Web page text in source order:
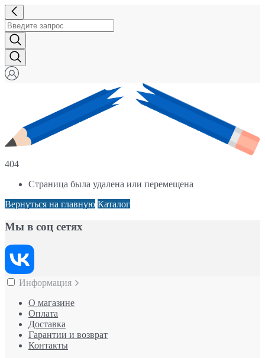
404
Страница была удалена или перемещена
Вернуться на главную Каталог
Мы в соц сетях
Информация
О магазине
Оплата
Доставка
Гарантии и возврат
Контакты